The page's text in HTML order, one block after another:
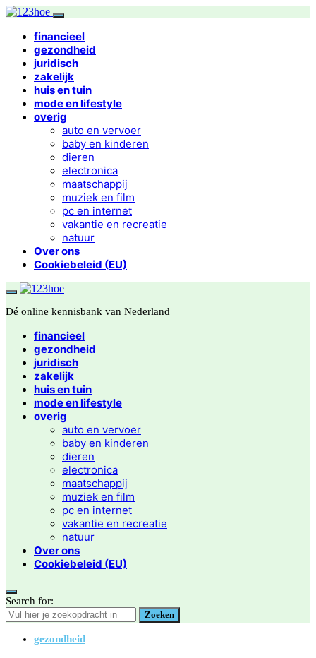
financieel
gezondheid
juridisch
zakelijk
huis en tuin
mode en lifestyle
overig
auto en vervoer
baby en kinderen
dieren
electronica
maatschappij
muziek en film
pc en internet
vakantie en recreatie
natuur
Over ons
Cookiebeleid (EU)
Dé online kennisbank van Nederland
financieel
gezondheid
juridisch
zakelijk
huis en tuin
mode en lifestyle
overig
auto en vervoer
baby en kinderen
dieren
electronica
maatschappij
muziek en film
pc en internet
vakantie en recreatie
natuur
Over ons
Cookiebeleid (EU)
Search for:
Zoeken
gezondheid